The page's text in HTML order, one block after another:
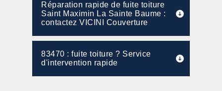
Réparation rapide de fuite toiture
Saint Maximin La Sainte Baume :
contactez VICINI Couverture
83470 : fuite toiture ? Service
d'intervention rapide